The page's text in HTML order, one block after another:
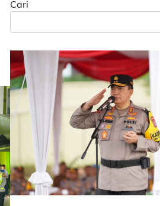
Cari